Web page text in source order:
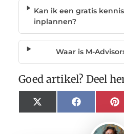
Kan ik een gratis
inplannen?
Waar is M-
Goed artikel? Deel
X
(Twitter)
Facebook